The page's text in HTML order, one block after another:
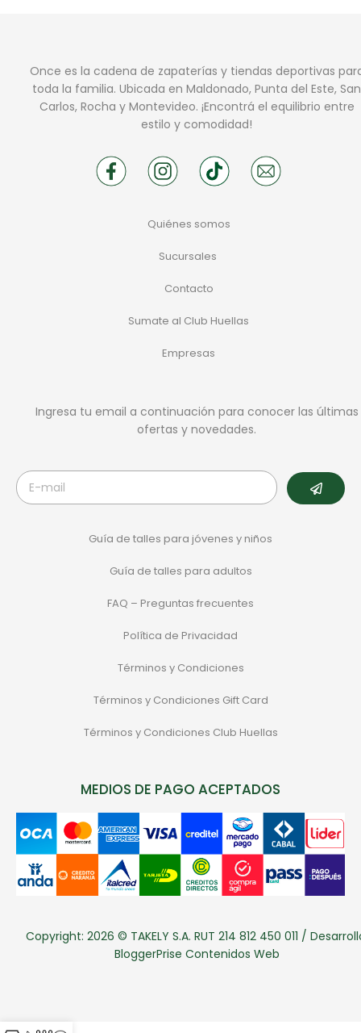
Once es la cadena de zapaterías y tiendas deportivas
toda la familia. Ubicada en Maldonado, Punta del Este, San
Carlos, Rocha y Montevideo. ¡Encontrá el equilibrio entre
estilo y comodidad!
Quiénes somos
Sucursales
Contacto
Sumate al Club Huellas
Empresas
Ingresa tu email a continuación para conocer las últimas
ofertas y novedades.
Guía de talles para jóvenes y niños
Guía de talles para adultos
FAQ – Preguntas frecuentes
Política de Privacidad
Términos y Condiciones
Términos y Condiciones Gift Card
Términos y Condiciones Club Huellas
MEDIOS DE PAGO ACEPTADOS
Copyright: 2026 © TAKELY S.A. RUT 214 812 450 011 /
BloggerPrise Contenidos Web